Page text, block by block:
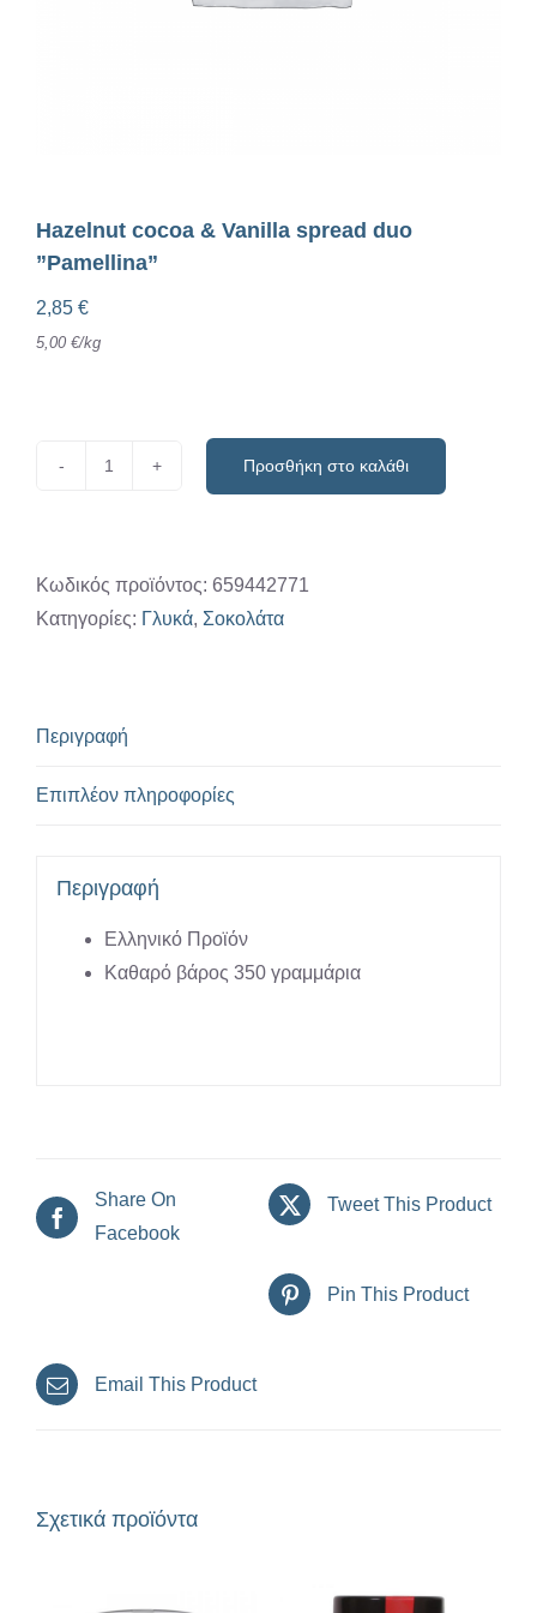
Hazelnut cocoa & Vanilla spread duo
”Pamellina”
2,85 €
5,00 €/kg
Vanilla
spread
Προσθήκη στο καλάθι
Κωδικός προϊόντος: 659442771
Κατηγορίες: Γλυκά, Σοκολάτα
Περιγραφή
Επιπλέον πληροφορίες
Περιγραφή
Ελληνικό Προϊόν
Καθαρό βάρος 350 γραμμάρια
Share On
Facebook
Tweet This Product
Pin This Product
Email This Product
Σχετικά προϊόντα